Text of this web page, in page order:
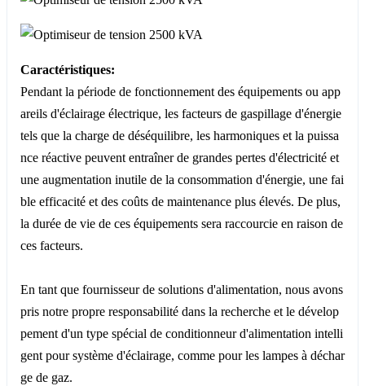
Caractéristiques:
Pendant la période de fonctionnement des équipements ou app
areils d'éclairage électrique, les facteurs de gaspillage d'énergie
tels que la charge de déséquilibre, les harmoniques et la puissa
nce réactive peuvent entraîner de grandes pertes d'électricité et
une augmentation inutile de la consommation d'énergie, une fai
ble efficacité et des coûts de maintenance plus élevés. De plus,
la durée de vie de ces équipements sera raccourcie en raison de
ces facteurs.
En tant que fournisseur de solutions d'alimentation, nous avons
pris notre propre responsabilité dans la recherche et le dévelop
pement d'un type spécial de conditionneur d'alimentation intelli
gent pour système d'éclairage, comme pour les lampes à déchar
ge de gaz.